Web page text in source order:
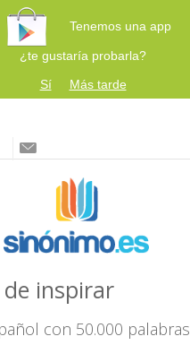
Tenemos una app
¿te gustaría probarla?
Sí
Más tarde
inspirar
con 50.000 palabras